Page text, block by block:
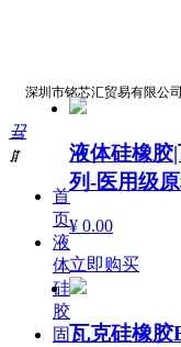
深圳市铭芯汇贸易有限公司
끀
ꁲ
首
页
液
体
硅
胶
固
液体硅橡
列-医用级
¥ 0.00
立即购买
瓦克硅橡